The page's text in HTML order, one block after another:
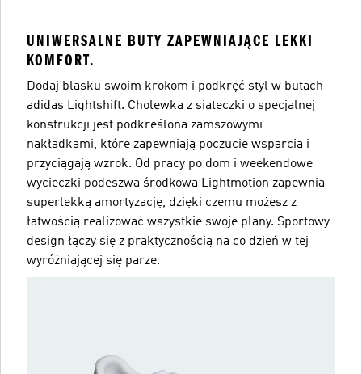
UNIWERSALNE BUTY ZAPEWNIAJĄCE LEKKI
KOMFORT.
Dodaj blasku swoim krokom i podkręć styl w butach
adidas Lightshift. Cholewka z siateczki o specjalnej
konstrukcji jest podkreślona zamszowymi
nakładkami, które zapewniają poczucie wsparcia i
przyciągają wzrok. Od pracy po dom i weekendowe
wycieczki podeszwa środkowa Lightmotion zapewnia
superlekką amortyzację, dzięki czemu możesz z
łatwością realizować wszystkie swoje plany. Sportowy
design łączy się z praktycznością na co dzień w tej
wyróżniającej się parze.